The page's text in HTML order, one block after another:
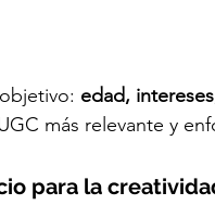
edad,
más relevante y
para la